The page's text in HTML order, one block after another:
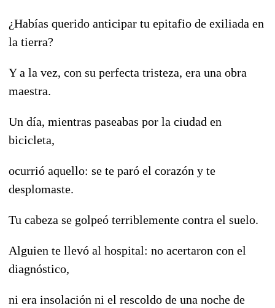
¿Habías querido anticipar tu epitafio de exiliada en
la tierra?
Y a la vez, con su perfecta tristeza, era una obra
maestra.
Un día, mientras paseabas por la ciudad en
bicicleta,
ocurrió aquello: se te paró el corazón y te
desplomaste.
Tu cabeza se golpeó terriblemente contra el suelo.
Alguien te llevó al hospital: no acertaron con el
diagnóstico,
ni era insolación ni el rescoldo de una noche de